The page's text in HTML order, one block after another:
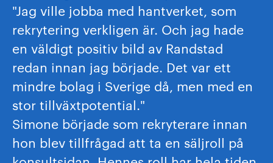
"Jag ville jobba med hantverket, som
rekrytering verkligen är. Och jag hade
en väldigt positiv bild av Randstad
redan innan jag började. Det var ett
mindre bolag i Sverige då, men med en
stor tillväxtpotential."
Simone började som rekryterare innan
hon blev tillfrågad att ta en säljroll på